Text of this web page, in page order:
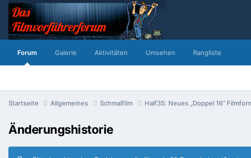
Forum Galerie Aktivitäten Umsehen Rangliste
Startseite Allgemeines Schmalfilm Half35: Neues „Doppel 16“
Änderungshistorie